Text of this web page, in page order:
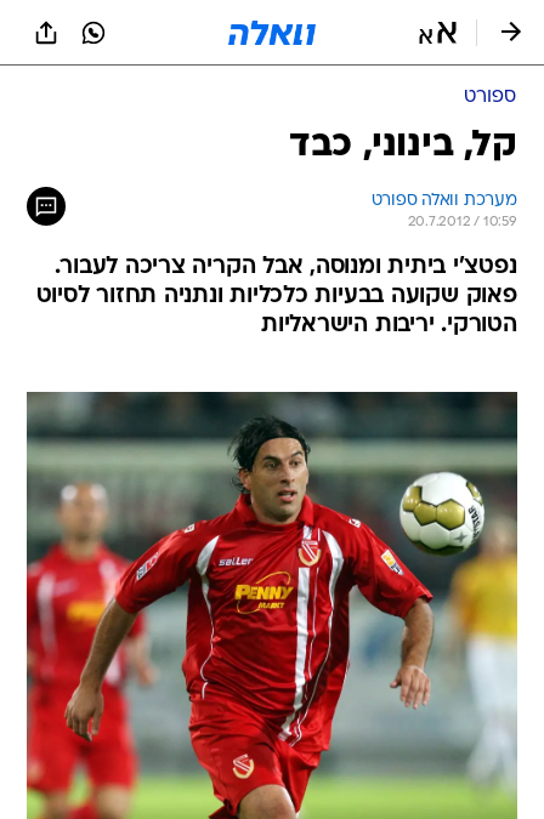
ספורט
קל, בינוני, כבד
מערכת וואלה ספורט
20.7.2012 / 10:59
נפטצ'י ביתית ומנוסה, אבל הקריה צריכה לעבור.
פאוק שקועה בבעיות כלכליות ונתניה תחזור לסיוט
הטורקי. יריבות הישראליות